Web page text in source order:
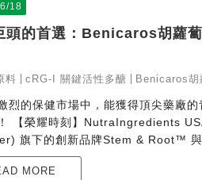
18
頭的首選：Benicaros胡蘿
料 cRG-I 關鍵活性多醣 Benicaros胡
烈的保健市場中，能獲得頂尖藥廠
【榮耀時刻】NutraIngredients
旗下的創新品牌Stem & Root™
MORE